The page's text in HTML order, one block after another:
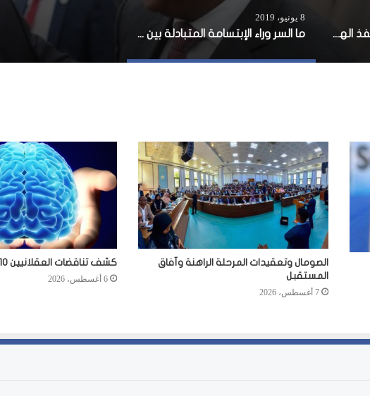
حركة الشباب تعلن اسم منفذ الهجوم الانتحاري على فندق أمباسادور
8 يونيو، 2019
ما السر وراء الإبتسامة المتبادلة بين فرماجو وأبي ؟
الصومال وتعقيدات المرحلة الراهنة وآفاق
المستقبل
7 أغسطس، 2026
كشف تناقضات العقلانيين 10
6 أغسطس، 2026